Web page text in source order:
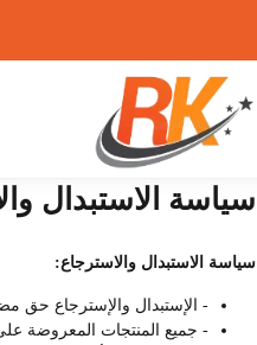
سياسة الاستبدال
سياسة الاستبدال والاسترجاع:
- الإستبدال والإسترجاع حق
- جميع المنتجات المعروضة